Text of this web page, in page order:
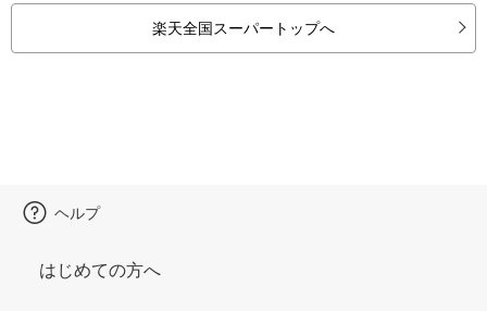
楽天全国スーパートップへ
ヘルプ
はじめての方へ